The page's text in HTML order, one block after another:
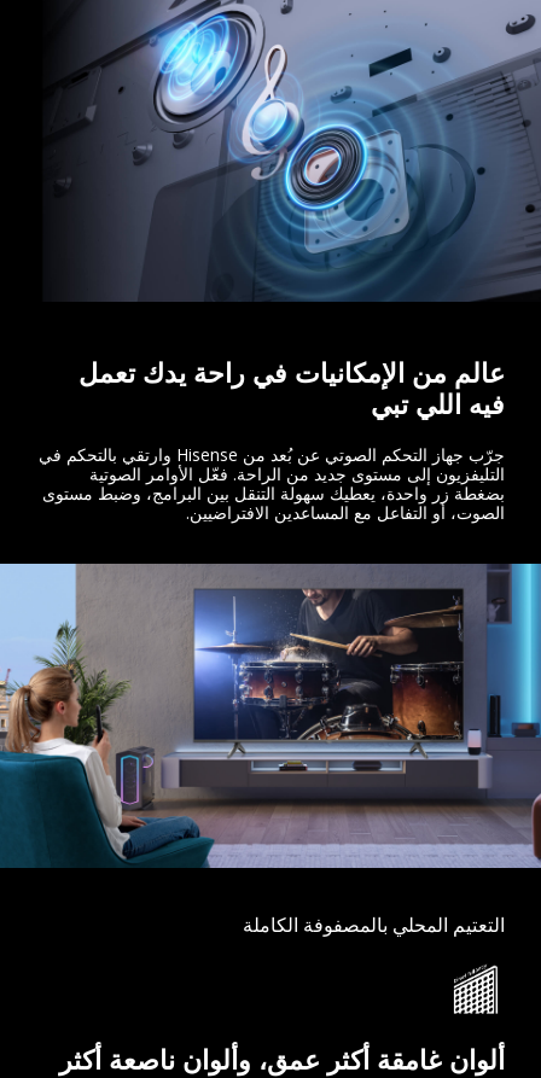
عالم من الإمكانيات في راحة يدك تعمل
فيه اللي تبي
جرّب جهاز التحكم الصوتي عن بُعد من Hisense وارتقي بالتحكم في
التليفزيون إلى مستوى جديد من الراحة. فعّل الأوامر الصوتية
بضغطة زر واحدة، يعطيك سهولة التنقل بين البرامج، وضبط مستوى
الصوت، أو التفاعل مع المساعدين الافتراضيين.
التعتيم المحلي بالمصفوفة الكاملة
ألوان غامقة أكثر عمق، وألوان ناصعة أكثر